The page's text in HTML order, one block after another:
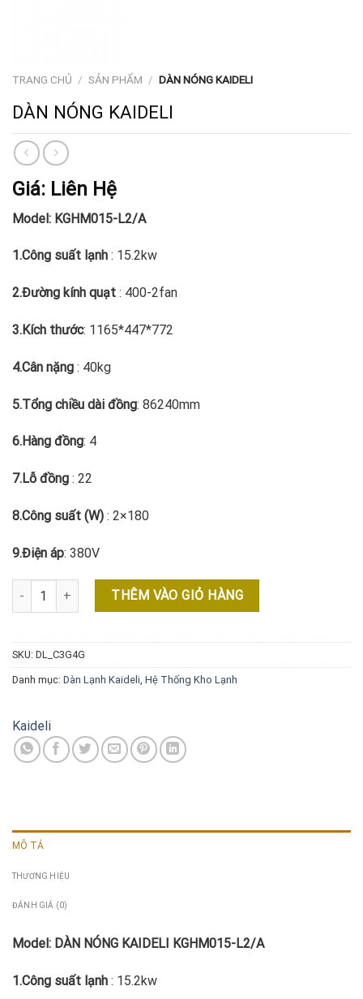
TRANG CHỦ / SẢN PHẨM / DÀN NÓNG KAIDELI
DÀN NÓNG KAIDELI
Giá: Liên Hệ
Model: KGHM015-L2/A
1.Công suất lạnh : 15.2kw
2.Đường kính quạt : 400-2fan
3.Kích thước: 1165*447*772
4.Cân nặng : 40kg
5.Tổng chiều dài đồng: 86240mm
6.Hàng đồng: 4
7.Lỗ đồng : 22
8.Công suất (W) : 2×180
9.Điện áp: 380V
DÀN NÓNG KAIDELI số lượngTHÊM VÀO GIỎ HÀNG
SKU: DL_C3G4G
Danh mục: Dàn Lạnh Kaideli, Hệ Thống Kho Lạnh
Kaideli
MÔ TẢ
THƯƠNG HIỆU
ĐÁNH GIÁ (0)
Model: DÀN NÓNG KAIDELI KGHM015-L2/A
1.Công suất lạnh : 15.2kw